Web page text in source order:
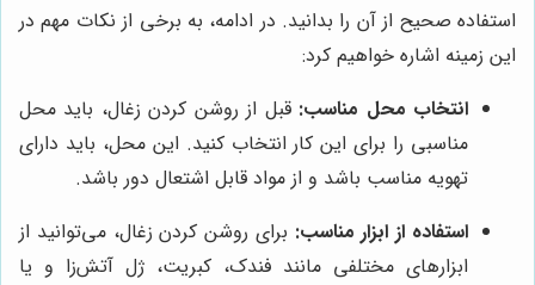
استفاده صحیح از آن را بدانید. در ادامه، به برخی از نکات مهم در
این زمینه اشاره خواهیم کرد:
انتخاب محل مناسب: قبل از روشن کردن زغال، باید محل
مناسبی را برای این کار انتخاب کنید. این محل، باید دارای
تهویه مناسب باشد و از مواد قابل اشتعال دور باشد.
استفاده از ابزار مناسب: برای روشن کردن زغال، می‌توانید از
ابزارهای مختلفی مانند فندک، کبریت، ژل آتش‌زا و یا